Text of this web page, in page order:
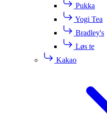
Pukka
Yogi Tea
Bradley's
Løs te
Kakao